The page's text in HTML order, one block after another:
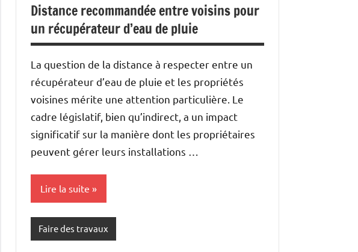
Distance recommandée entre voisins pour
un récupérateur d’eau de pluie
La question de la distance à respecter entre un
récupérateur d’eau de pluie et les propriétés
voisines mérite une attention particulière. Le
cadre législatif, bien qu’indirect, a un impact
significatif sur la manière dont les propriétaires
peuvent gérer leurs installations …
Lire la suite
Faire des travaux